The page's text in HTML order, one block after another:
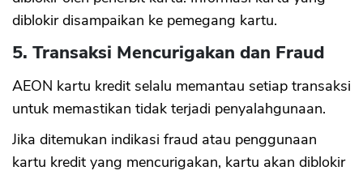
diblokir disampaikan ke pemegang kartu.
5. Transaksi Mencurigakan dan Fraud
AEON kartu kredit selalu memantau setiap transaksi
untuk memastikan tidak terjadi penyalahgunaan.
Jika ditemukan indikasi fraud atau penggunaan
kartu kredit yang mencurigakan, kartu akan diblokir